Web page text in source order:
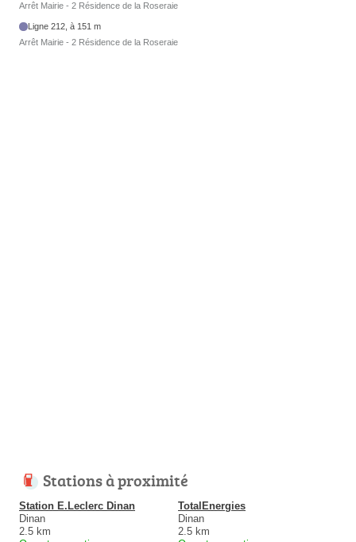
Arrêt Mairie - 2 Résidence de la Roseraie
Ligne 212, à 151 m
Arrêt Mairie - 2 Résidence de la Roseraie
Stations à proximité
Station E.Leclerc Dinan
Dinan
2.5 km
TotalEnergies
Dinan
2.5 km